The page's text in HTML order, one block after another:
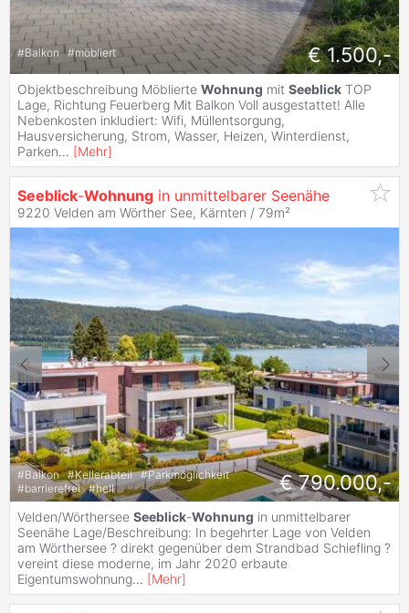
#Balkon #möbliert € 1.500,-
Objektbeschreibung Möblierte Wohnung mit Seeblick TOP
Lage, Richtung Feuerberg Mit Balkon Voll ausgestattet! Alle
Nebenkosten inkludiert: Wifi, Müllentsorgung,
Hausversicherung, Strom, Wasser, Heizen, Winterdienst,
Parken... [Mehr]
Seeblick-Wohnung in unmittelbarer Seenähe
9220 Velden am Wörther See, Kärnten / 79m²
#Balkon #Kellerabteil #Parkmöglichkeit
#barrierefrei #hell € 790.000,-
Velden/Wörthersee Seeblick-Wohnung in unmittelbarer
Seenähe Lage/Beschreibung: In begehrter Lage von Velden
am Wörthersee ? direkt gegenüber dem Strandbad Schiefling ?
vereint diese moderne, im Jahr 2020 erbaute
Eigentumswohnung... [Mehr]